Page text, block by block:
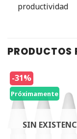
productividad
PRODUCTOS
-31%
Próximamente
SIN